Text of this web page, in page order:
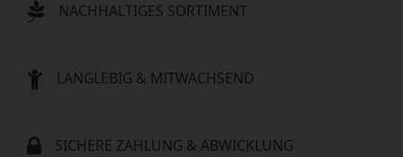
NACHHALTIGES SORTIMENT
LANGLEBIG & MITWACHSEND
SICHERE ZAHLUNG & ABWICKLUNG